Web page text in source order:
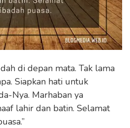
di depan mata. Tak lama
Siapkan hati untuk
Nya. Marhaban ya
lahir dan batin. Selamat